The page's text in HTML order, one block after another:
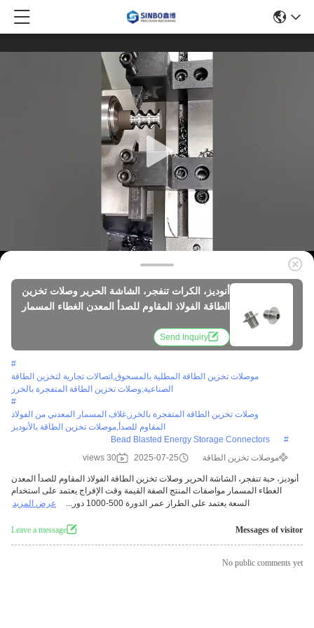
أنوديز، الكرات تنفجر، الشاشة الحرير وصلات تخزين
الطاقة الفولاذ المقاوم للصدأ المعدن الغطاء المسمار
Send Inquiry
#
موصلات تخزين الطاقة المطلية بالمسحوق,اتصالات تجارية لتخزين الطاقة
الصناعية,وصلات تخزين الطاقة المتفجرة بالخرز
#
وصلات تخزين الطاقة المتفجرة بالخرز,غلاف المسمار المعدني من الفولاذ
المقاوم للصدأ,موصلات تخزين الطاقة بالأنوديز
#
Bead Blasted Energy Storage Connectors
موصلات تخزين الطاقة
2025-07-25
30 views
أنوديز، حبة تنفجر، الشاشة الحرير وصلات تخزين الطاقة الفولاذ المقاوم للصدأ المعدن
الغطاء المسمار مواصفات المنتج الصفة القيمة وقت الإفراج يعتمد على استخدام
السعة يعتمد على الطراز عمر الدورة 500-1000 دور...
عرض المزيد
Messages of visitor
Leave a message
No public comments yet